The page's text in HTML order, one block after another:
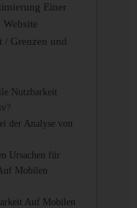
Einer
/ Grenzen und
Nutzbarkeit
der Analyse von
Ursachen für
Mobilen
Auf Mobilen